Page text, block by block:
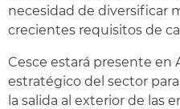
necesidad de diversificar
crecientes requisitos de
Cesce estará presente en
estratégico del sector
la salida al exterior de las